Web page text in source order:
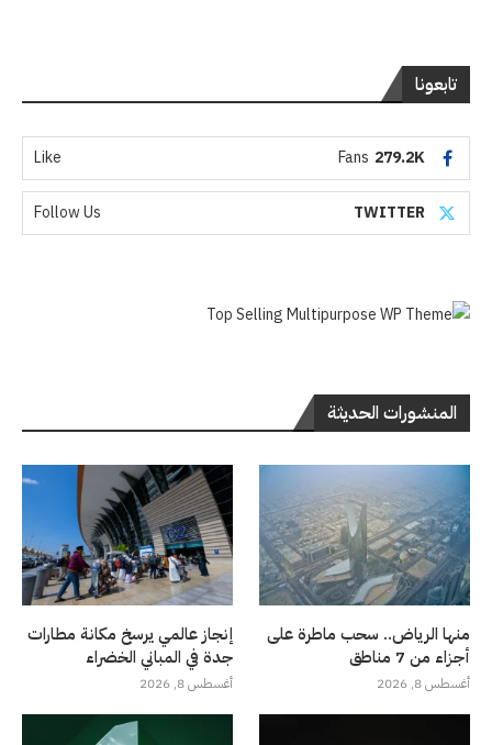
تابعونا
279.2K
Fans
Like
TWITTER
Follow Us
المنشورات الحديثة
منها الرياض.. سحب ماطرة على
أجزاء من 7 مناطق
أغسطس 8, 2026
إنجاز عالمي يرسخ مكانة مطارات
جدة في المباني الخضراء
أغسطس 8, 2026